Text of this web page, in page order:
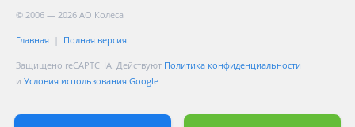
© 2006 — 2026 АО Колеса
Главная Полная версия
Защищено reCAPTCHA. Действуют Политика конфиденциальности
и Условия использования Google